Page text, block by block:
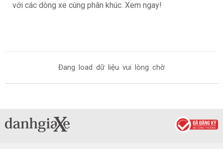
với các dòng xe cùng phân khúc. Xem ngay!
Đang load dữ liệu vui lòng chờ